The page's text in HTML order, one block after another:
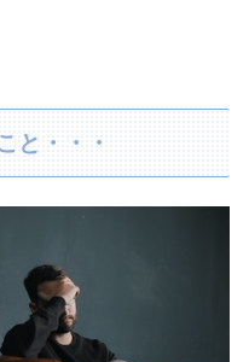
と・・・